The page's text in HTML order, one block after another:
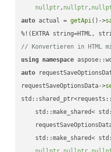
nullptr, nullptr,
auto actual = getApi()->
// Konvertieren in HTML
using namespace
auto
requestSaveOptionsData->
std::make_shared<
std::make_shared<